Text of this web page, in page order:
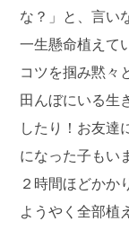
な？」と、言い
一生懸命植えて
コツを掴み黙々
田んぼにいる生
したり！お友達
になった子もい
２時間ほどかか
ようやく全部植